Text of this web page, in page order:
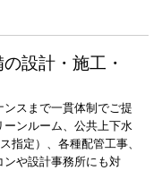
設計・施工・
スまで一貫体制でご提
ンルーム、公共上下水
指定）、各種配管工事、
や設計事務所にも対